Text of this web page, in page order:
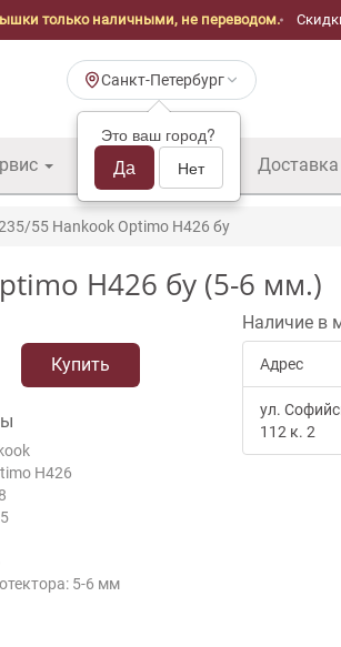
только наличными, не переводом.
Санкт-Петербург
Это ваш город?
Да Нет
Шины б/у оптом
55 Hankook Optimo H426 бу
H426 бу (5-6 мм.)
Купить
H426
5-6 мм
Наличие в
Адрес
ул.
112 к. 2